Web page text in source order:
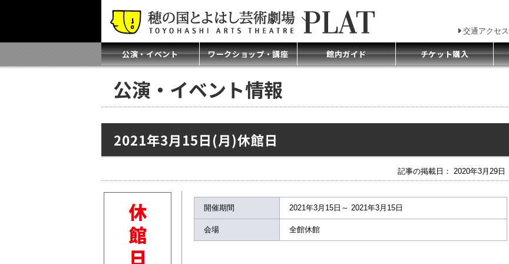
交通アクセス
公演・イベント ワークショップ・講座 館内ガイド チケット購入
公演・イベント情報
2021年3月15日(月)休館日
記事の掲載日： 2020年3月29日
開催期間 2021年3月15日～ 2021年3月15日
会場 全館休館